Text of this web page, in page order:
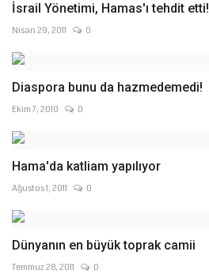
İsrail Yönetimi, Hamas'ı tehdit etti!
Nisan 29, 2011 0
Diaspora bunu da hazmedemedi!
Ekim 7, 2010 0
Hama'da katliam yapılıyor
Ağustos 1, 2011 0
Dünyanın en büyük toprak camii
Temmuz 28, 2011 0